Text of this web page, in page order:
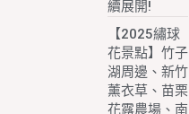
續展開!
【2025繡球
花景點】竹子
湖周邊、新竹
薰衣草、苗栗
花露農場、南